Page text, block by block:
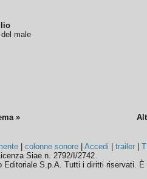
male
»
|colonne sonore |Accedi |trailer |
Siae n. 2792/I/2742.
S.p.A. Tutti i diritti riservati.